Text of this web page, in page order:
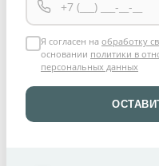
Я согласен на обработку
основании политики в
персональных данных